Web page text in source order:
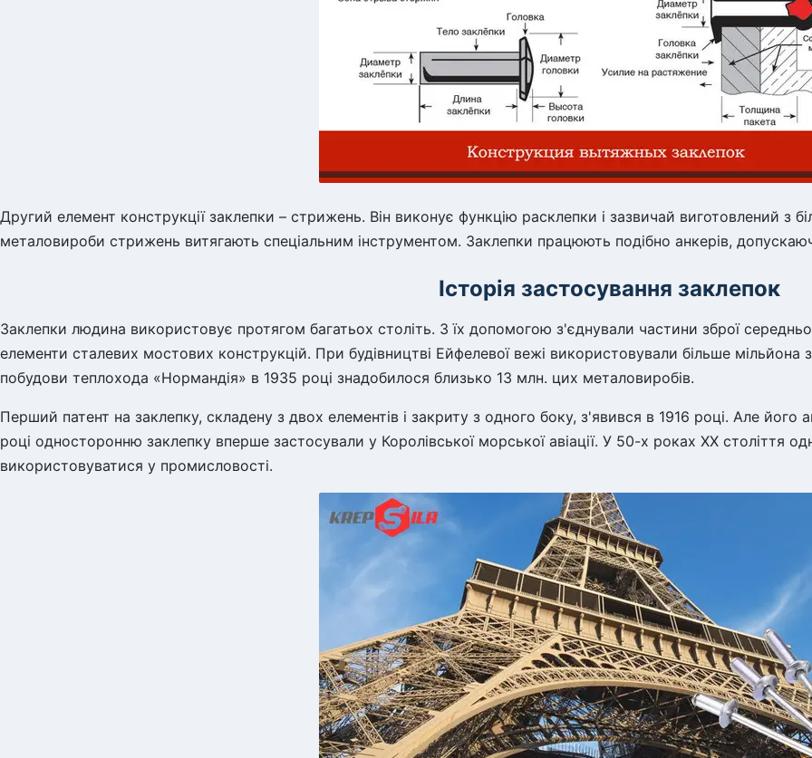
Другий елемент конструкції заклепки – стрижень. Він виконує функцію расклепки і зазвичай виготовлений з
металовироби стрижень витягають спеціальним інструментом. Заклепки працюють подібно анкерів,
Історія застосування заклепок
Заклепки людина використовує протягом багатьох століть. З їх допомогою з'єднували частини зброї
елементи сталевих мостових конструкцій. При будівництві Ейфелевої вежі використовували більше
побудови теплохода «Нормандія» в 1935 році знадобилося близько 13 млн. цих металовиробів.
Перший патент на заклепку, складену з двох елементів і закриту з одного боку, з'явився в 1916 році. Але його
році односторонню заклепку вперше застосували у Королівської морської авіації. У 50-х роках ХХ століття
використовуватися у промисловості.